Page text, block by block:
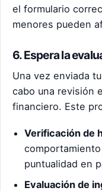
el formulario
menores pueden
6. Espera la
Una vez enviada
cabo una revisión
financiero. Este
Verificación de
puntualidad en
Evaluación de